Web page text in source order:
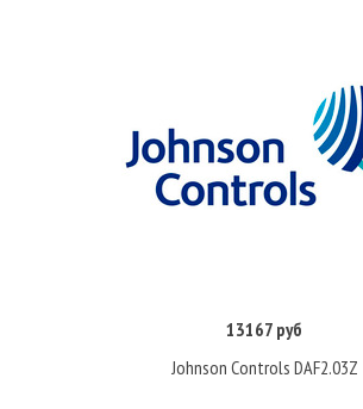
Купить
13167 руб
Johnson Controls DAF2.03Z